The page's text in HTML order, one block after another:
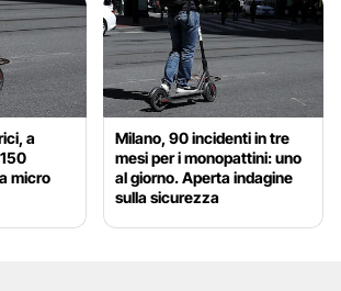
a
micro
Milano, 90 incidenti in tre
mesi per i monopattini: uno
al giorno. Aperta indagine
sulla sicurezza